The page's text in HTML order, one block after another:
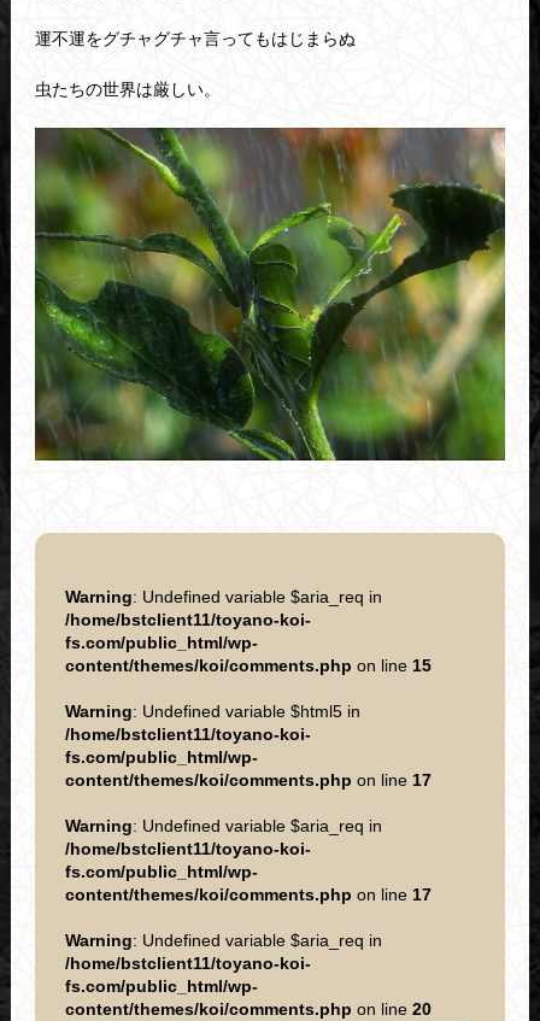
運不運をグチャグチャ言ってもはじまらぬ
虫たちの世界は厳しい。
Warning: Undefined variable $aria_req in
/home/bstclient11/toyano-koi-
fs.com/public_html/wp-
content/themes/koi/comments.php on line 15
Warning: Undefined variable $html5 in
/home/bstclient11/toyano-koi-
fs.com/public_html/wp-
content/themes/koi/comments.php on line 17
Warning: Undefined variable $aria_req in
/home/bstclient11/toyano-koi-
fs.com/public_html/wp-
content/themes/koi/comments.php on line 17
Warning: Undefined variable $aria_req in
/home/bstclient11/toyano-koi-
fs.com/public_html/wp-
content/themes/koi/comments.php on line 20